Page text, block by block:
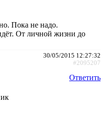
Пока не надо.
От личной жизни до
30/05/2015 12:27:32
#2095207
Ответить